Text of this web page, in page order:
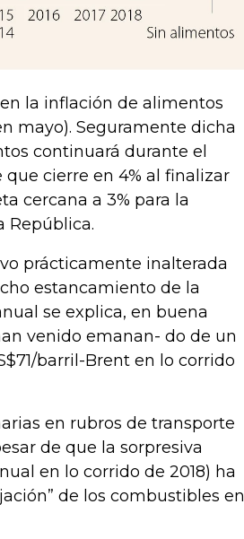
la inflación de alimentos
mayo). Seguramente dicha
continuará durante el
cierre en 4% al finalizar
cercana a 3% para la
República.
prácticamente inalterada
estancamiento de la
se explica, en buena
venido emanan- do de un
barril-Brent en lo corrido
en rubros de transporte
de que la sorpresiva
en lo corrido de 2018) ha
de los combustibles en